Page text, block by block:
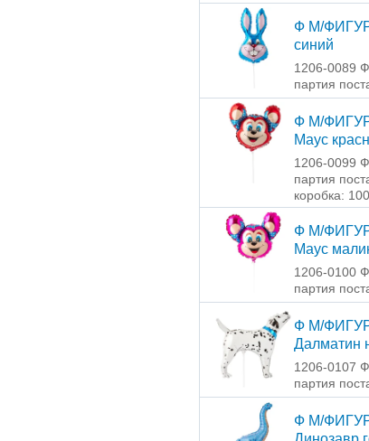
Ф М/
синий
1206-0089
партия
Ф М/
Маус
1206-0099
партия
коробка:
Ф М/
Маус
1206-0100
партия
Ф М/
Далматин
1206-0107
партия
Ф М/